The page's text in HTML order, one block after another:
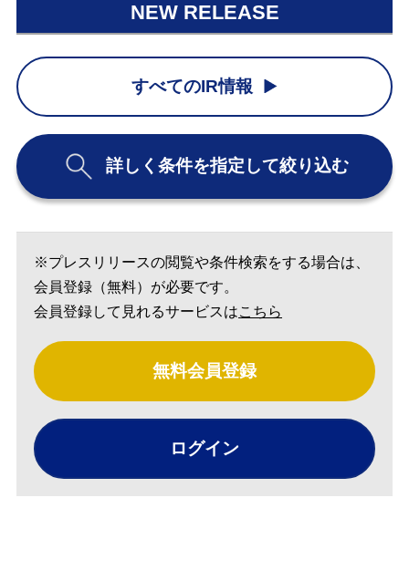
NEW RELEASE
すべてのIR情報
詳しく条件を指定して絞り込む
※プレスリリースの閲覧や条件検索をする場合は、
会員登録（無料）が必要です。
会員登録して見れるサービスはこちら
無料会員登録
ログイン